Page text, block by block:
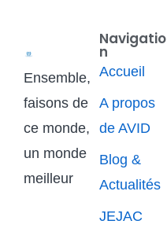
Ensemble,
faisons de
ce monde,
un monde
meilleur
Navigatio
n
Accueil
A propos
de AVID
Blog &
Actualités
JEJAC